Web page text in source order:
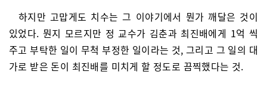
하지만 고맙게도 치수는 그 이야기에서 뭔가 깨달은 것이
있었다. 뭔지 모르지만 정 교수가 김춘과 최진배에게 1억 씩
주고 부탁한 일이 무척 부정한 일이라는 것, 그리고 그 일의 대
가로 받은 돈이 최진배를 미치게 할 정도로 끔찍했다는 것.